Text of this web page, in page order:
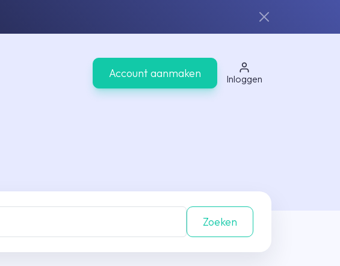
Account aanmaken Inloggen
Zoeken